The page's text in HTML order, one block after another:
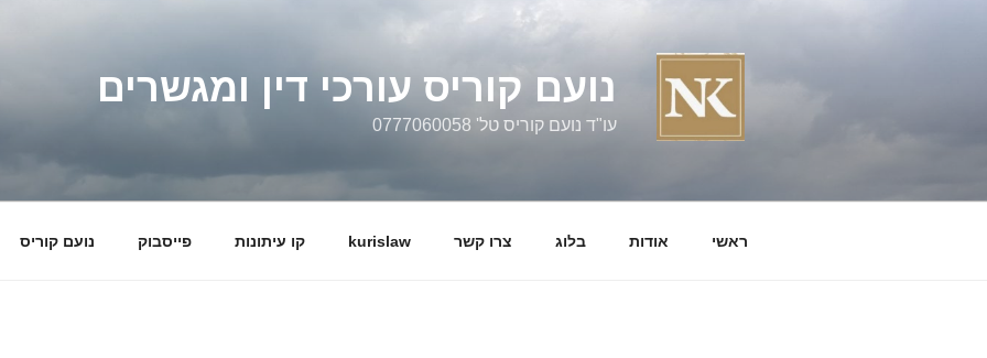
נועם קוריס עורכי דין ומגשרים
עו"ד נועם קוריס טל' 0777060058
ראשי אודות בלוג צרו קשר kurislaw קו עיתונות פייסבוק נועם קוריס